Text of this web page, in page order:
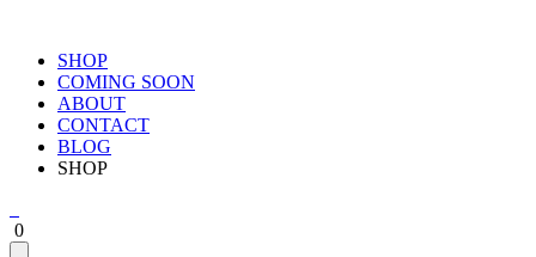
SHOP
COMING SOON
ABOUT
CONTACT
BLOG
SHOP
0